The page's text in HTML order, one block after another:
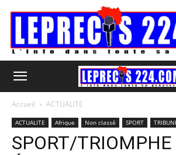
Accueil ACTUALITE
ACTUALITE Afrique Non classé SPORT
SPORT/TRIOMPHE